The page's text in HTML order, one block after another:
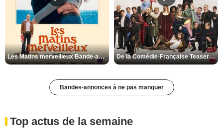
Les Matins merveilleux Bande-annonce VF De la Comédie-Française Teaser VF
Bandes-annonces à ne pas manquer
Top actus de la semaine